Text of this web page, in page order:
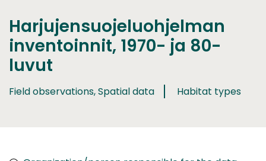
Harjujensuojeluohjelman
inventoinnit, 1970- ja 80-
luvut
Field observations, Spatial data Habitat types